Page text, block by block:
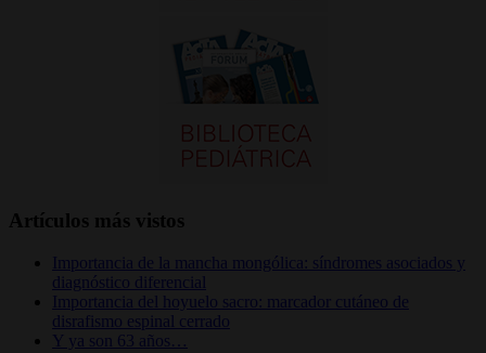
Artículos más vistos
Importancia de la mancha mongólica: síndromes asociados y
diagnóstico diferencial
Importancia del hoyuelo sacro: marcador cutáneo de
disrafismo espinal cerrado
Y ya son 63 años…